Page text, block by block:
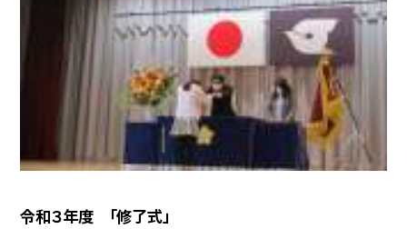
令和３年度 「修了式」